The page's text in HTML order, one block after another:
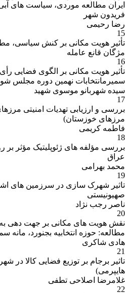
ایران مطالعه موردی، سیاست های
فریدون شهر
رضا رحیمی
15
تأثیر هویت مکانی بر کنش سیاسی، مطالعه
مژگان قانع عامله
16
تأثیر هویت مکانی بر الگوی فضایی
سمیرمانتخابات نهمین دوره مجلس
سیده شهربانو موسوی شهید
17
بررسی و ارزیابی تهدیات امنیتی
مرزهای خوزستان)
فاطمه کریمی
18
بررسی مؤلفه های ژئوپلیتیک مؤثر بر
عراق
محمد بهرامی
19
تاثیر شهرک سازی در سرزمین های
صهیونیستی
ناصر رجب نژاد
20
نقش هویت های مکانی بر جهت دهی
مطالعه: حوزه انتخابیه بجنورد، مانه
هادی شاکری
21
تاثیر برجام بر توزیع فضایی کالا در
هایپرمی)
غلامرضا اصلاحی تطفی
22